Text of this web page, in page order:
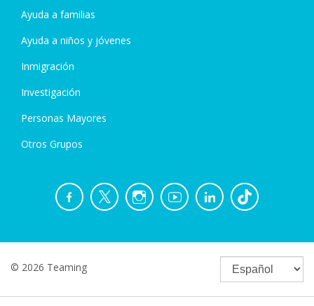
Ayuda a familias
Ayuda a niños y jóvenes
Inmigración
Investigación
Personas Mayores
Otros Grupos
© 2026 Teaming